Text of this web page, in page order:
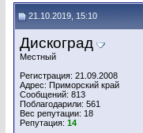
21.10.2019, 15:10
Дискоград
Местный
Регистрация: 21.09.2008
Адрес: Приморский край
Сообщений: 813
Поблагодарили: 561
Вес репутации: 18
Репутация: 14